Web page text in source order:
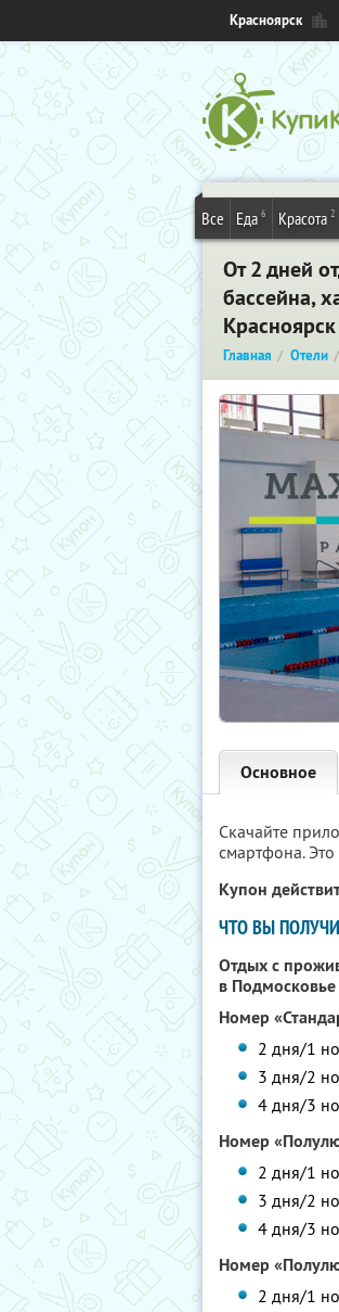
Красноярск
Все Еда 6 Красота 2
От 2 дней
бассейна,
Красноярск
Главная Отели
Основное
Скачайте
смартфона.
Купон
ЧТО ВЫ
Отдых с
в
Номер
2 дня/1
3 дня/2
4 дня/3
Номер
2 дня/1
3 дня/2
4 дня/3
Номер
2 дня/1